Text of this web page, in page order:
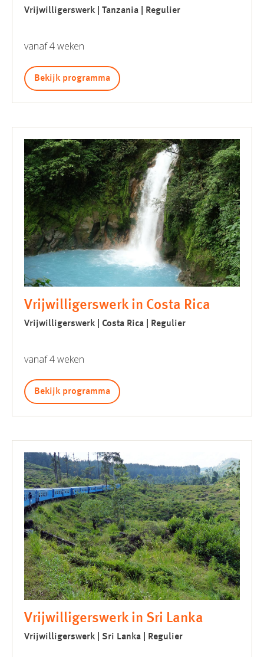
Vrijwilligerswerk | Tanzania | Regulier
vanaf 4 weken
Bekijk programma
Vrijwilligerswerk in Costa Rica
Vrijwilligerswerk | Costa Rica | Regulier
vanaf 4 weken
Bekijk programma
Vrijwilligerswerk in Sri Lanka
Vrijwilligerswerk | Sri Lanka | Regulier